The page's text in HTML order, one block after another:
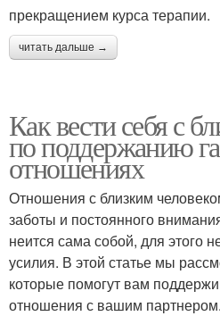
прекращением курса терапии.
читать дальше →
Как вести себя с
по поддержанию
отношениях
Отношения с близким
заботы и постоянного
неится сама собой, для этого
усилия. В этой статье мы
которые помогут вам
отношения с вашим партнером.